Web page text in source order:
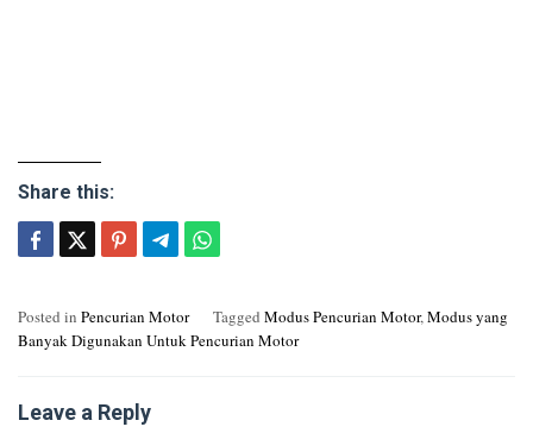
Share this:
Posted in Pencurian Motor Tagged Modus Pencurian Motor,Modus yang
Banyak Digunakan Untuk Pencurian Motor
Leave a Reply